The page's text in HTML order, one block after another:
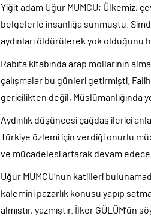
Yiğit adam Uğur MUMCU; Ülkemiz,
belgelerle insanlığa sunmuştu.
aydınları öldürülerek yok olduğunu
Rabıta kitabında arap mollarının
çalışmalar bu günleri getirmişti. Falih
gericilikten değil, Müslümanlığında
Aydınlık düşüncesi çağdaş ilerici
Türkiye özlemi için verdiği onurlu
ve mücadelesi artarak devam
Uğur MUMCU’nun katilleri
kalemini pazarlık konusu yapıp
almıştır, yazmıştır. İlker GÜLÜM’ün